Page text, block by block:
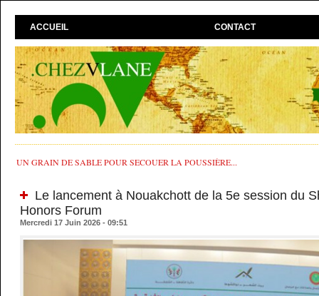
ACCUEIL CONTACT
UN GRAIN DE SABLE POUR SECOUER LA POUSSIÈRE...
Le lancement à Nouakchott de la 5e session du
Honors Forum
Mercredi 17 Juin 2026 - 09:51